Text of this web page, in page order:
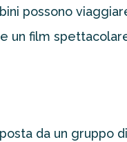
possono
film
da un gruppo